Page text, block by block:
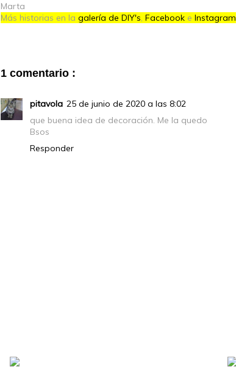
Marta
Más historias en la galería de DIY's, Facebook e Instagram
1 comentario :
pitavola 25 de junio de 2020 a las 8:02
que buena idea de decoración. Me la quedo
Bsos
Responder